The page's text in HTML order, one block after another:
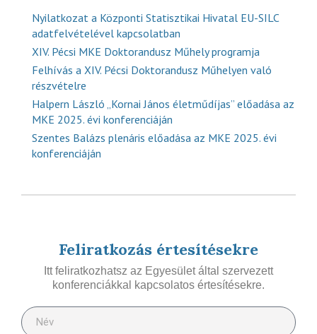
Nyilatkozat a Központi Statisztikai Hivatal EU-SILC
adatfelvételével kapcsolatban
XIV. Pécsi MKE Doktorandusz Műhely programja
Felhívás a XIV. Pécsi Doktorandusz Műhelyen való
részvételre
Halpern László „Kornai János életműdíjas” előadása az
MKE 2025. évi konferenciáján
Szentes Balázs plenáris előadása az MKE 2025. évi
konferenciáján
Feliratkozás értesítésekre
Itt feliratkozhatsz az Egyesület által szervezett
konferenciákkal kapcsolatos értesítésekre.